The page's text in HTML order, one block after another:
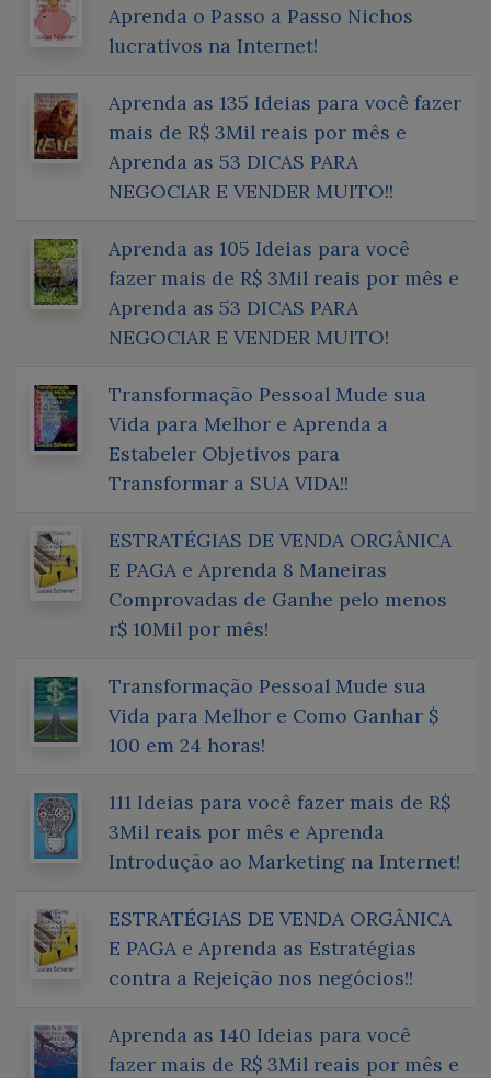
Aprenda o Passo a Passo Nichos
lucrativos na Internet!
Aprenda as 135 Ideias para você fazer
mais de R$ 3Mil reais por mês e
Aprenda as 53 DICAS PARA
NEGOCIAR E VENDER MUITO!!
Aprenda as 105 Ideias para você
fazer mais de R$ 3Mil reais por mês e
Aprenda as 53 DICAS PARA
NEGOCIAR E VENDER MUITO!
Transformação Pessoal Mude sua
Vida para Melhor e Aprenda a
Estabeler Objetivos para
Transformar a SUA VIDA!!
ESTRATÉGIAS DE VENDA ORGÂNICA
E PAGA e Aprenda 8 Maneiras
Comprovadas de Ganhe pelo menos
r$ 10Mil por mês!
Transformação Pessoal Mude sua
Vida para Melhor e Como Ganhar $
100 em 24 horas!
111 Ideias para você fazer mais de R$
3Mil reais por mês e Aprenda
Introdução ao Marketing na Internet!
ESTRATÉGIAS DE VENDA ORGÂNICA
E PAGA e Aprenda as Estratégias
contra a Rejeição nos negócios!!
Aprenda as 140 Ideias para você
fazer mais de R$ 3Mil reais por mês e